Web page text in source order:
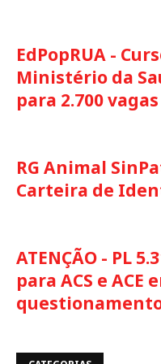
EdPopRUA -
Ministério da
para 2.700 vagas
RG Animal
Carteira de
ATENÇÃO - PL
para ACS e ACE